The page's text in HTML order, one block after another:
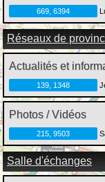
669, 6394
Réseaux de
Actualités et
139, 1348
Photos / Vidéos
215, 9503
Salle d'échanges